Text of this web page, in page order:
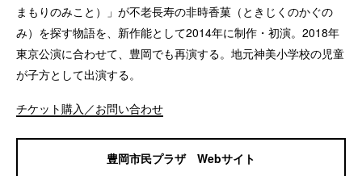
まもりのみこと）」が不老長寿の非時香菓（ときじくのかぐの
み）を探す物語を、新作能として2014年に制作・初演。2018年
東京公演に合わせて、豊岡でも再演する。地元神美小学校の児童
が子方として出演する。
チケット購入／お問い合わせ
豊岡市民プラザ Webサイト